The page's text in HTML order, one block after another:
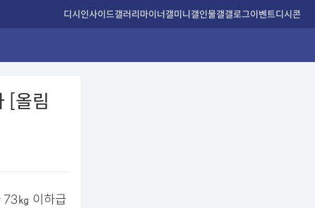
디시인사이드갤러리마이너갤미니갤인물갤갤로그이벤트디시콘
[올림
73㎏ 이하급